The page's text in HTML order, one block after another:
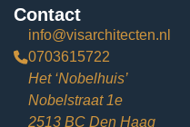
Contact
info@visarchitecten.nl
0703615722
Het ‘Nobelhuis’
Nobelstraat 1e
2513 BC Den Haag